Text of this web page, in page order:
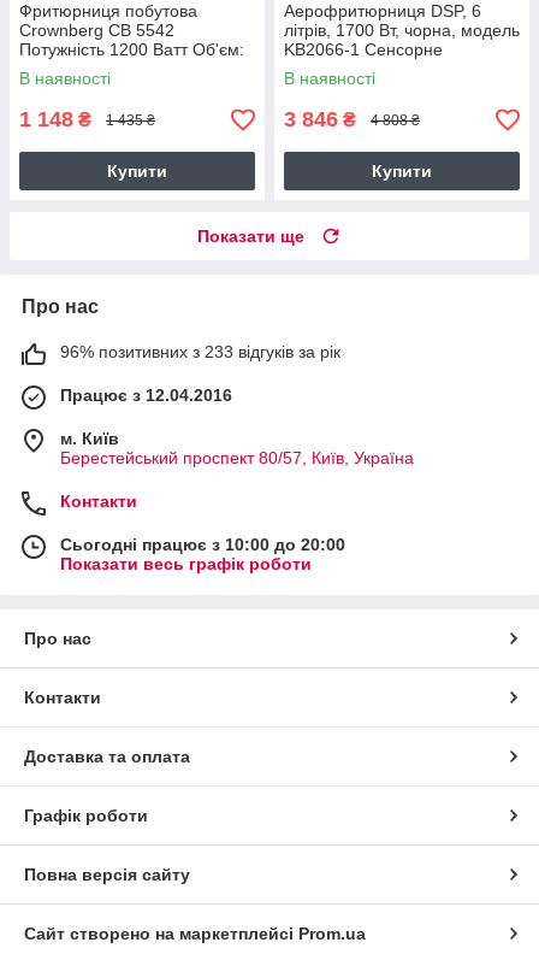
Фритюрниця побутова
Crownberg CB 5542
Потужність 1200 Ватт Об'єм:
1.5 л Потужність 1200 Ватт
В наявності
1 148 ₴ 1 435 ₴
Купити
Аерофритюрниця DSP, 6
літрів, 1700 Вт, чорна, модель
KB2066-1 Сенсорне
управління
В наявності
3 846 ₴ 4 808 ₴
Купити
Показати ще
Про нас
96% позитивних з 233 відгуків за рік
Працює з 12.04.2016
м. Київ
Берестейський проспект 80/57, Київ, Україна
Контакти
Сьогодні працює з 10:00 до 20:00
Показати весь графік роботи
Про нас
Контакти
Доставка та оплата
Графік роботи
Повна версія сайту
Сайт створено на маркетплейсі Prom.ua